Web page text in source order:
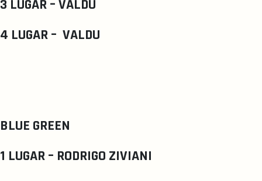
3 LUGAR – VALDU
4 LUGAR – VALDU
BLUE GREEN
1 LUGAR – RODRIGO ZIVIANI